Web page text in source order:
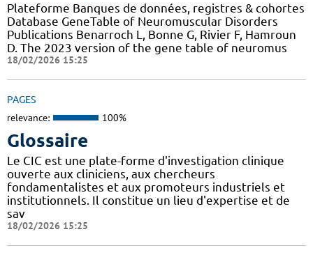
Plateforme Banques de données, registres & cohortes
Database GeneTable of Neuromuscular Disorders
Publications Benarroch L, Bonne G, Rivier F, Hamroun
D. The 2023 version of the gene table of neuromus
18/02/2026 15:25
PAGES
relevance: 100%
Glossaire
Le CIC est une plate-forme d'investigation clinique
ouverte aux cliniciens, aux chercheurs
fondamentalistes et aux promoteurs industriels et
institutionnels. Il constitue un lieu d'expertise et de
sav
18/02/2026 15:25